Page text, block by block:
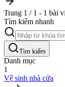
Trang 1 / 1 - 1 bài
Tìm kiếm nhanh
Tìm kiếm
Danh mục
1
Vệ sinh nhà cửa